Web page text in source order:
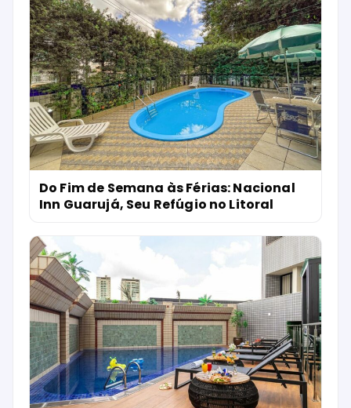
Do Fim de Semana às Férias: Nacional
Inn Guarujá, Seu Refúgio no Litoral